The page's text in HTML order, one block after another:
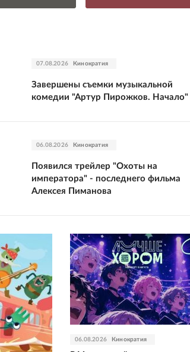
07.08.2026 Кинократия
Завершены съемки музыкальной
комедии "Артур Пирожков. Начало"
06.08.2026 Кинократия
Появился трейлер "Охоты на
императора" - последнего фильма
Алексея Пиманова
06.08.2026 Кинократия